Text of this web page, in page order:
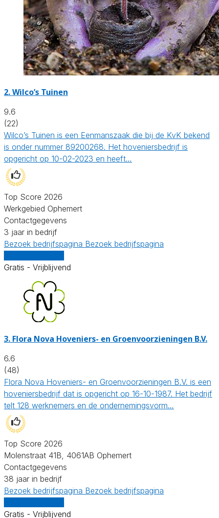
2.Wilco’s Tuinen
9.6
(22)
Wilco’s Tuinen is een Eenmanszaak die bij de KvK bekend
is onder nummer 89200268. Het hoveniersbedrijf is
opgericht op 10-02-2023 en heeft…
Top Score 2026
Werkgebied Ophemert
Contactgegevens
3 jaar in bedrijf
Bezoek bedrijfspagina Bezoek bedrijfspagina
Gratis - Vrijblijvend
3. Flora Nova Hoveniers- en Groenvoorzieningen B.V.
6.6
(48)
Flora Nova Hoveniers- en Groenvoorzieningen B.V. is een
hoveniersbedrijf dat is opgericht op 16-10-1987. Het bedrijf
telt 128 werknemers en de ondernemingsvorm…
Top Score 2026
Molenstraat 41B, 4061AB Ophemert
Contactgegevens
38 jaar in bedrijf
Bezoek bedrijfspagina Bezoek bedrijfspagina
Gratis - Vrijblijvend